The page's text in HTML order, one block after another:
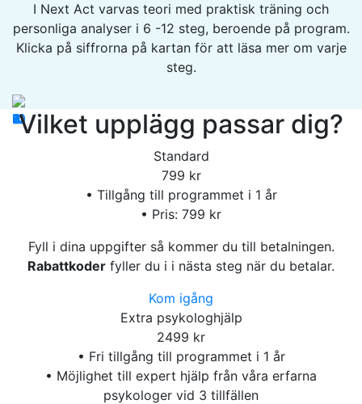
I Next Act varvas teori med praktisk träning och
personliga analyser i 6 -12 steg, beroende på program.
Klicka på siffrorna på kartan för att läsa mer om varje
steg.
1
2
3
4
5
6
7
8
9
10
11
12Vilket upplägg passar dig?
Standard
799 kr
• Tillgång till programmet i 1 år
• Pris: 799 kr
Fyll i dina uppgifter så kommer du till betalningen.
Rabattkoder fyller du i i nästa steg när du betalar.
Kom igång
Extra psykologhjälp
2499 kr
• Fri tillgång till programmet i 1 år
• Möjlighet till expert hjälp från våra erfarna
psykologer vid 3 tillfällen